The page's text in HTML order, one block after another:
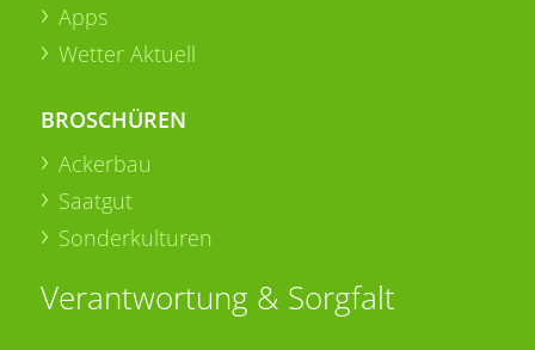
Apps
Wetter Aktuell
BROSCHÜREN
Ackerbau
Saatgut
Sonderkulturen
Verantwortung & Sorgfalt